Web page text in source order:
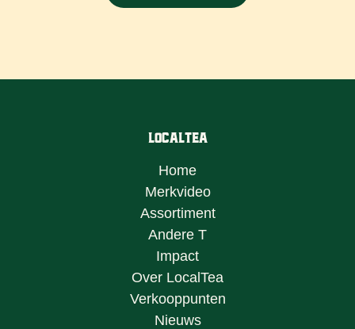
LocalTea
Home
Merkvideo
Assortiment
Andere T
Impact
Over LocalTea
Verkooppunten
Nieuws